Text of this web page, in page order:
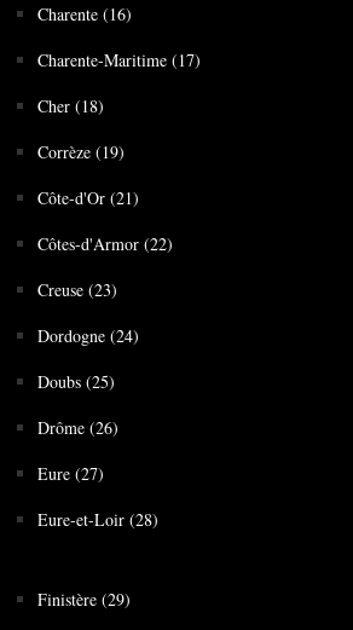
Charente (16)
Charente-Maritime (17)
Cher (18)
Corrèze (19)
Côte-d'Or (21)
Côtes-d'Armor (22)
Creuse (23)
Dordogne (24)
Doubs (25)
Drôme (26)
Eure (27)
Eure-et-Loir (28)
Finistère (29)